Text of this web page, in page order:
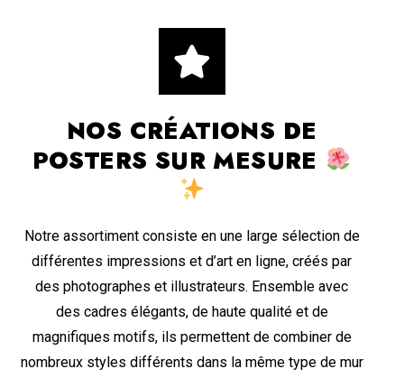
NOS CRÉATIONS DE
POSTERS SUR MESURE
Notre assortiment consiste en une large sélection de
différentes impressions et d’art en ligne, créés par
des photographes et illustrateurs. Ensemble avec
des cadres élégants, de haute qualité et de
magnifiques motifs, ils permettent de combiner de
nombreux styles différents dans la même type de mur